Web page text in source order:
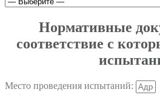
Нормативные
соответствие с
Место проведения испытаний: